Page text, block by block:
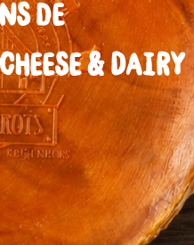
de
& Dairy